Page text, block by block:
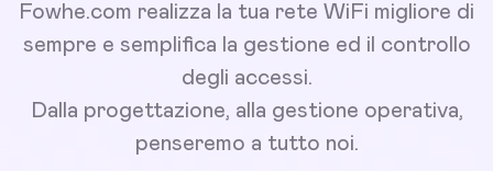
Fowhe.com realizza la tua rete WiFi migliore di
sempre e semplifica la gestione ed il controllo
degli accessi.
Dalla progettazione, alla gestione operativa,
penseremo a tutto noi.